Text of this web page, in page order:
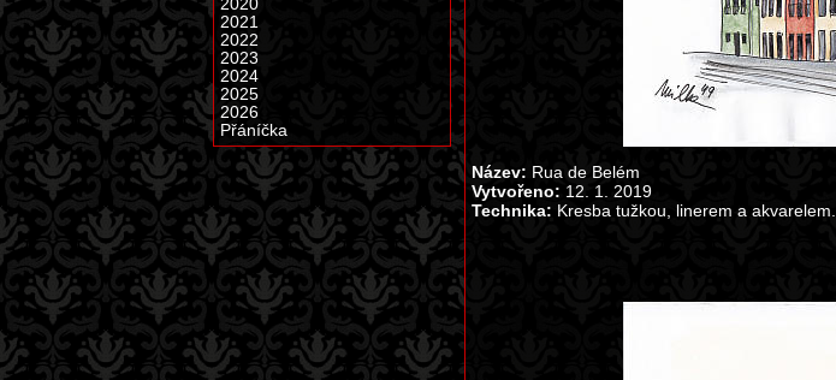
Název: Rua de Belém
Vytvořeno: 12. 1. 2019
Technika: Kresba tužkou, linerem a akvarelem.
2020
2021
2022
2023
2024
2025
2026
Přáníčka